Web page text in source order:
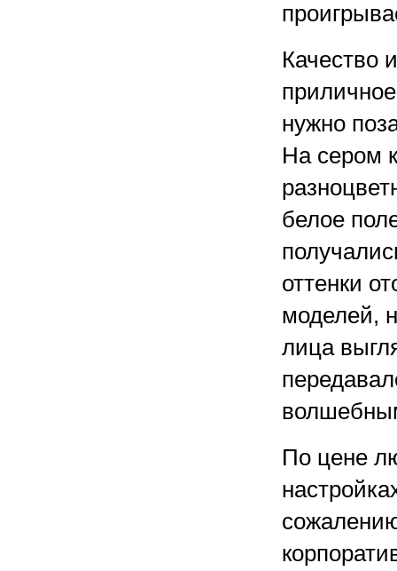
Качество
нужно
На сером
белое
оттенки
моделей,
лица
По цене